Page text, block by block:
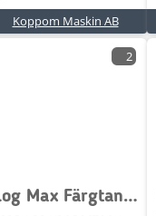
Koppom Maskin AB
2
Log Max Färgtank vänster, Logmax 6000V